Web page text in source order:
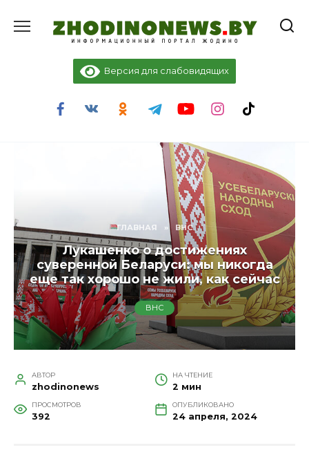
содержанию
Версия для слабовидящих
ГЛАВНАЯ » ВНС
Лукашенко о достижениях
суверенной Беларуси: мы никогда
еще так хорошо не жили, как сейчас
ВНС
АВТОР
zhodinonews
НА ЧТЕНИЕ
2 мин
ПРОСМОТРОВ
392
ОПУБЛИКОВАНО
24 апреля, 2024